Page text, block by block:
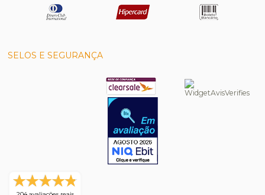
SELOS E SEGURANÇA